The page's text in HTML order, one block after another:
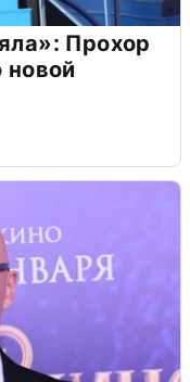
Прохор
новой